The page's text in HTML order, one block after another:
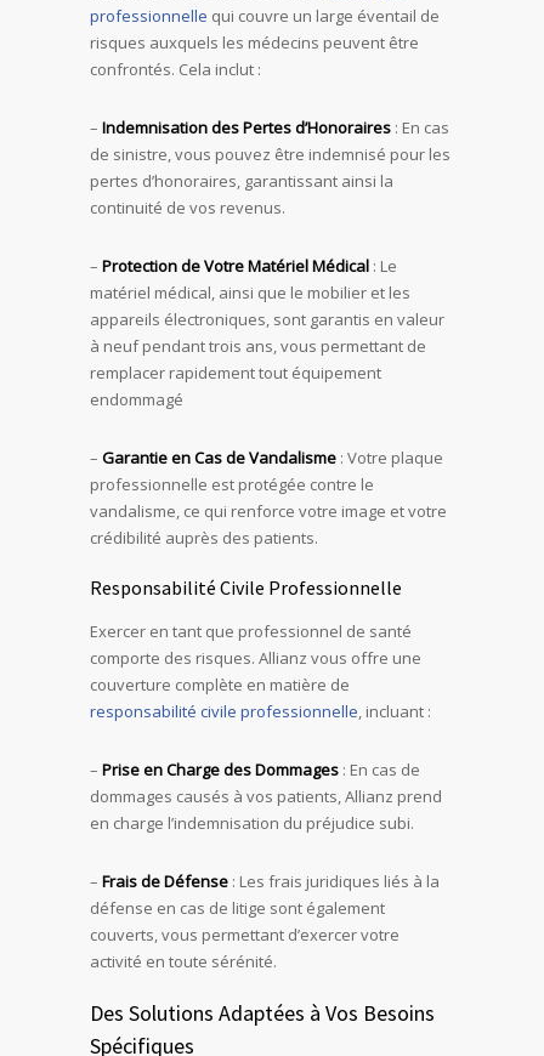
professionnelle qui couvre un large éventail de
risques auxquels les médecins peuvent être
confrontés. Cela inclut :
– Indemnisation des Pertes d’Honoraires : En cas
de sinistre, vous pouvez être indemnisé pour les
pertes d’honoraires, garantissant ainsi la
continuité de vos revenus.
– Protection de Votre Matériel Médical : Le
matériel médical, ainsi que le mobilier et les
appareils électroniques, sont garantis en valeur
à neuf pendant trois ans, vous permettant de
remplacer rapidement tout équipement
endommagé
– Garantie en Cas de Vandalisme : Votre plaque
professionnelle est protégée contre le
vandalisme, ce qui renforce votre image et votre
crédibilité auprès des patients.
Responsabilité Civile Professionnelle
Exercer en tant que professionnel de santé
comporte des risques. Allianz vous offre une
couverture complète en matière de
responsabilité civile professionnelle, incluant :
– Prise en Charge des Dommages : En cas de
dommages causés à vos patients, Allianz prend
en charge l’indemnisation du préjudice subi.
– Frais de Défense : Les frais juridiques liés à la
défense en cas de litige sont également
couverts, vous permettant d’exercer votre
activité en toute sérénité.
Des Solutions Adaptées à Vos Besoins
Spécifiques